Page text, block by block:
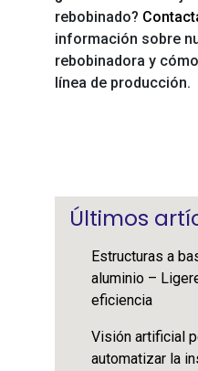
rebobinado?
información sobre
rebobinadora y
línea de producción.
Últimos
Estructuras a
aluminio –
eficiencia
Visión artificial
automatizar la